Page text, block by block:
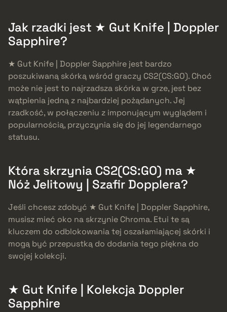
Jak rzadki jest ★ Gut Knife | Doppler
Sapphire?
★ Gut Knife | Doppler Sapphire jest bardzo
poszukiwaną skórką wśród graczy CS2(CS:GO). Choć
może nie jest to najrzadsza skórka w grze, jest bez
wątpienia jedną z najbardziej pożądanych. Jej
rzadkość, w połączeniu z imponującym wyglądem i
popularnością, przyczynia się do jej legendarnego
statusu.
Która skrzynia CS2(CS:GO) ma ★
Nóż Jelitowy | Szafir Dopplera?
Jeśli chcesz zdobyć ★ Gut Knife | Doppler Sapphire,
musisz mieć oko na skrzynie Chroma. Etui te są
kluczem do odblokowania tej oszałamiającej skórki i
mogą być przepustką do dodania tego piękna do
swojej kolekcji.
★ Gut Knife | Kolekcja Doppler
Sapphire